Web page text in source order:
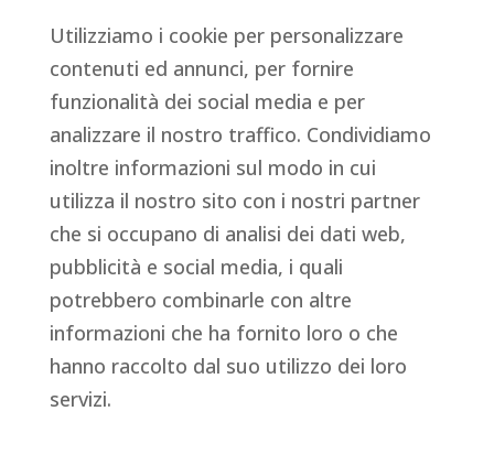
Utilizziamo i cookie per personalizzare
contenuti ed annunci, per fornire
funzionalità dei social media e per
analizzare il nostro traffico. Condividiamo
inoltre informazioni sul modo in cui
utilizza il nostro sito con i nostri partner
che si occupano di analisi dei dati web,
pubblicità e social media, i quali
potrebbero combinarle con altre
informazioni che ha fornito loro o che
hanno raccolto dal suo utilizzo dei loro
servizi.